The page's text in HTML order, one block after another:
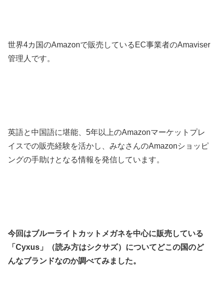
世界4カ国のAmazonで販売しているEC事業者のAmaviser
管理人です。
英語と中国語に堪能、5年以上のAmazonマーケットプレ
イスでの販売経験を活かし、みなさんのAmazonショッピ
ングの手助けとなる情報を発信しています。
今回はブルーライトカットメガネを中心に販売している
「Cyxus」（読み方はシクサズ）についてどこの国のど
んなブランドなのか調べてみました。